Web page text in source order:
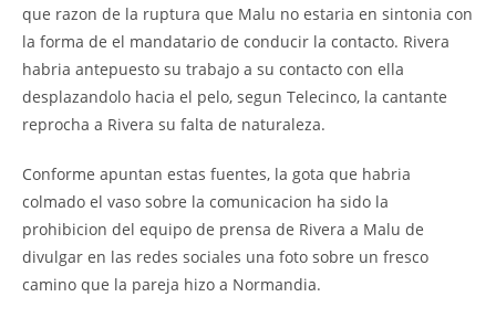
que razon de la ruptura que Malu no estaria en sintonia con
la forma de el mandatario de conducir la contacto. Rivera
habria antepuesto su trabajo a su contacto con ella
desplazandolo hacia el pelo, segun Telecinco, la cantante
reprocha a Rivera su falta de naturaleza.
Conforme apuntan estas fuentes, la gota que habria
colmado el vaso sobre la comunicacion ha sido la
prohibicion del equipo de prensa de Rivera a Malu de
divulgar en las redes sociales una foto sobre un fresco
camino que la pareja hizo a Normandia.